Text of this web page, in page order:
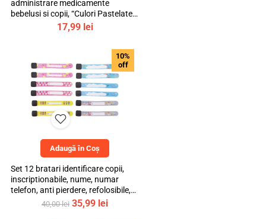
administrare medicamente
bebelusi si copii, “Culori Pastelate”,
mediLOGIC™17,99 lei
10%
off
Adaugă în Coș
Set 12 bratari identificare copii,
inscriptionabile, nume, numar
telefon, anti pierdere, refolosibile,
multicolor, bebeLOGIC™
40,00lei Prețul
35,99 leiPrețul